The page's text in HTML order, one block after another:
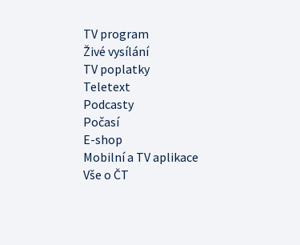
TV program
Živé vysílání
TV poplatky
Teletext
Podcasty
Počasí
E-shop
Mobilní a TV aplikace
Vše o ČT